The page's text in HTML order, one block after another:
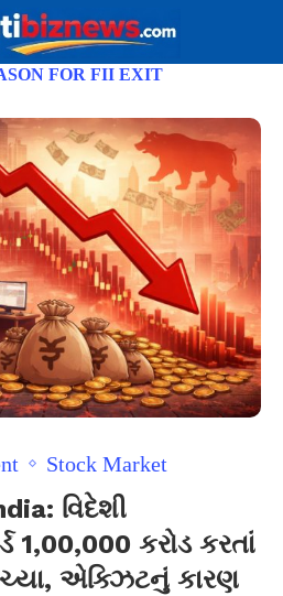
FOR FII EXIT
Stock Market
વિદેશી
1,00,000 કરોડ કરતાં
એક્ઝિટનું કારણ